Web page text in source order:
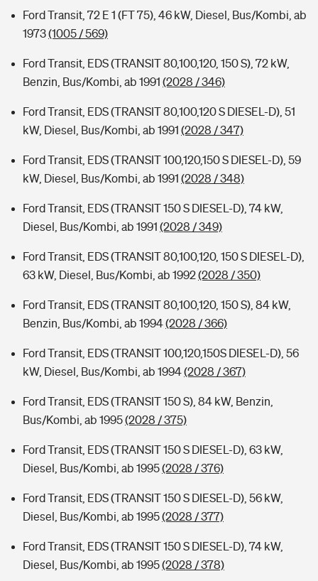
Ford Transit, 72 E 1 (FT 75), 46 kW, Diesel, Bus/Kombi, ab
1973(1005 / 569)
Ford Transit, EDS (TRANSIT 80,100,120, 150 S), 72 kW,
Benzin, Bus/Kombi, ab 1991 (2028 / 346)
Ford Transit, EDS (TRANSIT 80,100,120 S DIESEL-D), 51
kW, Diesel, Bus/Kombi, ab 1991 (2028 / 347)
Ford Transit, EDS (TRANSIT 100,120,150 S DIESEL-D), 59
kW, Diesel, Bus/Kombi, ab 1991 (2028 / 348)
Ford Transit, EDS (TRANSIT 150 S DIESEL-D), 74 kW,
Diesel, Bus/Kombi, ab 1991 (2028 / 349)
Ford Transit, EDS (TRANSIT 80,100,120, 150 S DIESEL-D),
63 kW, Diesel, Bus/Kombi, ab 1992(2028 / 350)
Ford Transit, EDS (TRANSIT 80,100,120, 150 S), 84 kW,
Benzin, Bus/Kombi, ab 1994(2028 / 366)
Ford Transit, EDS (TRANSIT 100,120,150S DIESEL-D), 56
kW, Diesel, Bus/Kombi, ab 1994(2028 / 367)
Ford Transit, EDS (TRANSIT 150 S), 84 kW, Benzin,
Bus/Kombi, ab 1995(2028 / 375)
Ford Transit, EDS (TRANSIT 150 S DIESEL-D), 63 kW,
Diesel, Bus/Kombi, ab 1995(2028 / 376)
Ford Transit, EDS (TRANSIT 150 S DIESEL-D), 56 kW,
Diesel, Bus/Kombi, ab 1995(2028 / 377)
Ford Transit, EDS (TRANSIT 150 S DIESEL-D), 74 kW,
Diesel, Bus/Kombi, ab 1995(2028 / 378)